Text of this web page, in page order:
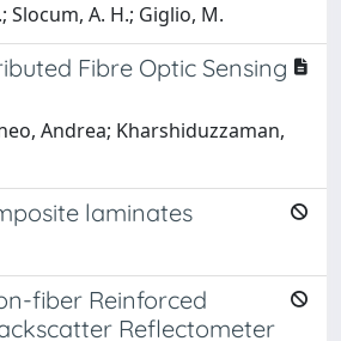
Slocum, A. H.; Giglio, M.
Fibre Optic Sensing
Andrea; Kharshiduzzaman,
laminates
fiber Reinforced
Reflectometer